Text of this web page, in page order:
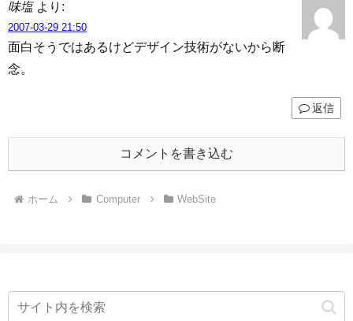
味塩 より:
2007-03-29 21:50
面白そうではあるけどデザイン技術がないから断
念。
返信
コメントを書き込む
ホーム Computer WebSite